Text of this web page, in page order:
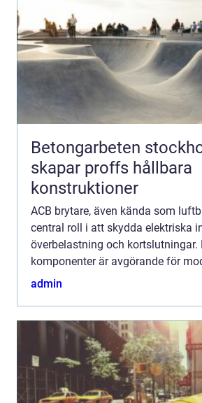
Betongarbeten
skapar proffs hållbara
konstruktioner
ACB brytare, även kända som
central roll i att skydda elektriska
överbelastning och kortslutningar.
komponenter är avgörande för
strömförs&o...
admin